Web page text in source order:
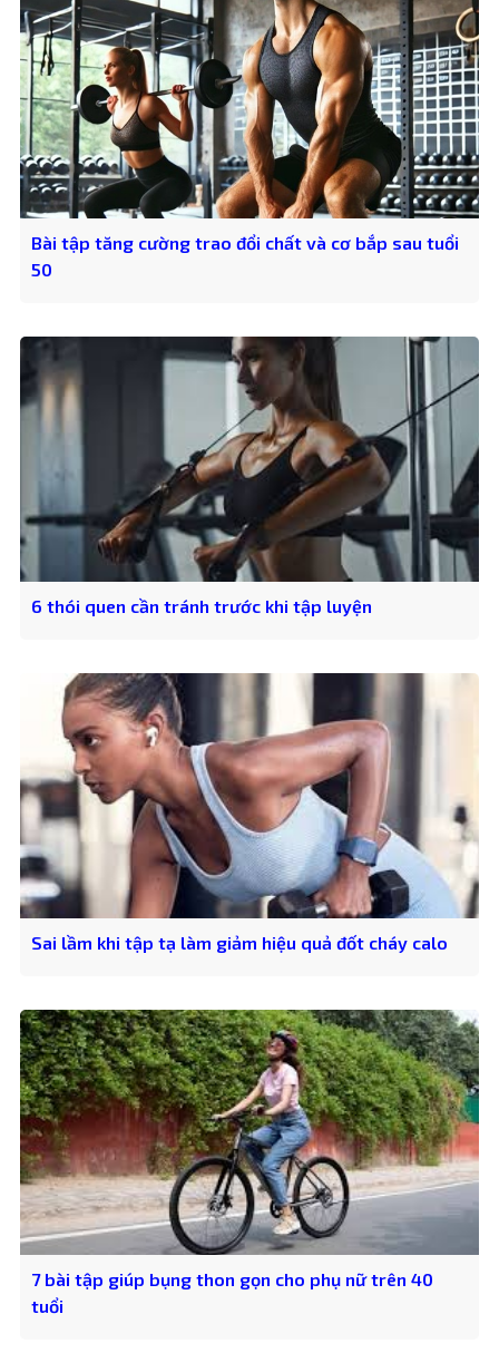
Bài tập tăng cường trao đổi chất và cơ bắp sau tuổi
50
6 thói quen cần tránh trước khi tập luyện
Sai lầm khi tập tạ làm giảm hiệu quả đốt cháy calo
7 bài tập giúp bụng thon gọn cho phụ nữ trên 40
tuổi